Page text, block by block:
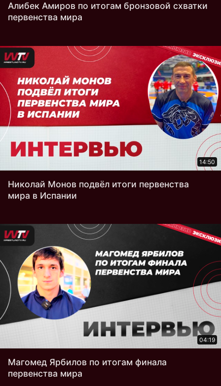
Алибек Амиров по итогам бронзовой схватки
первенства мира
14:50
Николай Монов подвёл итоги первенства
мира в Испании
04:19
Магомед Ярбилов по итогам финала
первенства мира